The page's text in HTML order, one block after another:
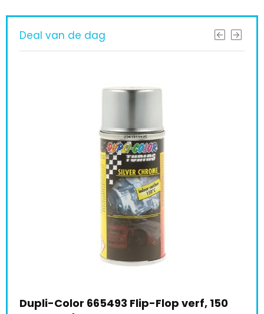
Deal van de dag
Dupli-Color 665493 Flip-Flop verf, 150